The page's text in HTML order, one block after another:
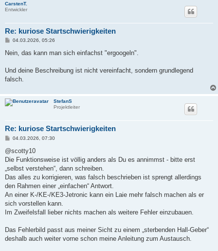
CarstenT.
Entwickler
Re: kuriose Startschwierigkeiten
B
i
a
04.03.2026, 05:26
Nein, das kann man sich einfachst "ergoogeln".
Und deine Beschreibung ist nicht vereinfacht, sondern grundlegend
falsch.
StefanS
Projektleiter
Re: kuriose Startschwierigkeiten
B
i
r
a
04.03.2026, 07:30
@scotty10
Die Funktionsweise ist völlig anders als Du es annimmst - bitte erst
„selbst verstehen“, dann schreiben.
Das alles zu korrigieren, was falsch beschrieben ist sprengt allerdings
den Rahmen einer „einfachen“ Antwort.
An einer K-/KE-/KE3-Jetronic kann ein Laie mehr falsch machen als er
sich vorstellen kann.
Im Zweifelsfall lieber nichts machen als weitere Fehler einzubauen.
Das Fehlerbild passt aus meiner Sicht zu einem „sterbenden Hall-Geber“
deshalb auch weiter vorne schon meine Anleitung zum Austausch.